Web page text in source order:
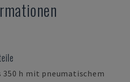
350 h mit pneumatischem